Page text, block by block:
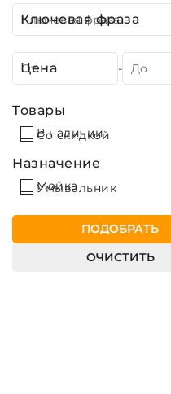
Ключевая фраза
Цена -
Товары
В наличии
Со скидкой
Назначение
Мойка
Умывальник
ПОДОБРАТЬ
ОЧИСТИТЬ